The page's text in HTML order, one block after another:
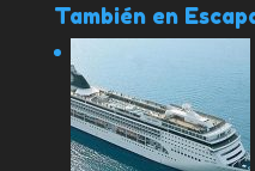
También en